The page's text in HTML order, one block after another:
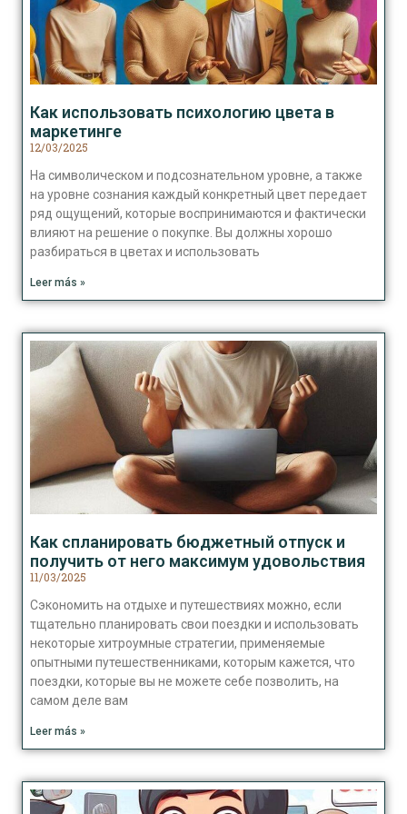
Как использовать психологию цвета в
маркетинге
12/03/2025
На символическом и подсознательном уровне, а также
на уровне сознания каждый конкретный цвет передает
ряд ощущений, которые воспринимаются и фактически
влияют на решение о покупке. Вы должны хорошо
разбираться в цветах и использовать
Leer más »
Как спланировать бюджетный отпуск и
получить от него максимум удовольствия
11/03/2025
Сэкономить на отдыхе и путешествиях можно, если
тщательно планировать свои поездки и использовать
некоторые хитроумные стратегии, применяемые
опытными путешественниками, которым кажется, что
поездки, которые вы не можете себе позволить, на
самом деле вам
Leer más »